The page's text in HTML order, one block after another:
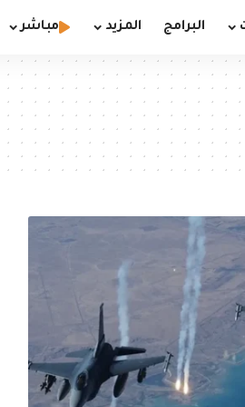
البرامج المزيد مباشر